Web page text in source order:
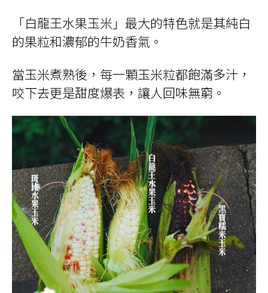
「白龍王水果玉米」最大的特色就是其純白
的果粒和濃郁的牛奶香氣。
當玉米煮熟後，每一顆玉米粒都飽滿多汁，
咬下去更是甜度爆表，讓人回味無窮。